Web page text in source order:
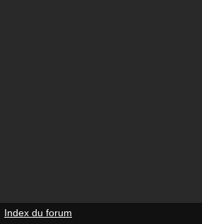
Index du forum